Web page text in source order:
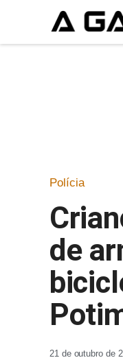
Polícia
de
21 de outubro de